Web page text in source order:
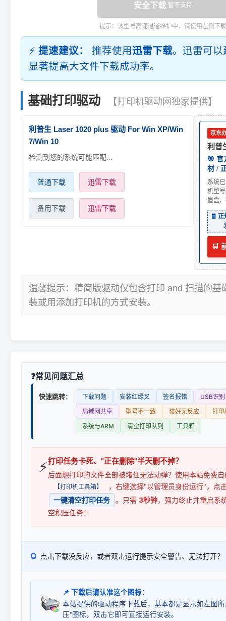
安全下载 暂不支持
提示：该型号高速通道维护中，请使用左侧下载
⚡ 提速建议： 推荐使用迅雷下载。迅雷可
显著提高大文件下载成功率。
基础打印驱动 【打印机驱动网独家提供】
利普生 Laser 1020 plus 驱动 For Win XP/Win
7/Win 10
检测到您的系统可能匹配...
普通下载 迅雷下载
备用下载 迅雷下载
京东
利普
🎯 官
材 /
系统
机型
墨盒
🧾
🛒
温馨提示：精简版驱动仅包含打印 and 扫描的基
装或用添加打印机的方式安装。
常见问题汇总
快速跳转： 下载问题 安装红绿叉 签名报错
USB识别
局域网共享
型号不一致 装好无反应
打印
系统与ARM
清空打印队列 工具箱
⚡打印任务卡死、"正在删除"半天删不掉？
后面想打印的文件全部被堵住无法动弹？使用本站免费
【打印机工具箱】
，右键选择"以管理员身份运行"，点
一键清空打印任务
。只需 3秒钟，强力终止并重启系
空积压任务！
Q 点击下载没反应，或者双击运行提示安全警告、无法打开？
📌 下载后请认准这个图标：
本站提供的驱动程序下载后，基本都是显示如左图
压"图标，双击它即可直接运行安装。